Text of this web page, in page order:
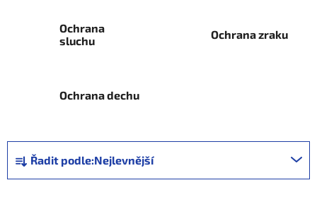
Ochrana
sluchu
Ochrana zraku
Ochrana dechu
Ř
a
z
Řadit podle:Nejlevnější